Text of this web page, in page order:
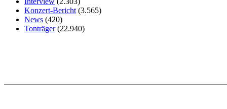
Konzert-Bericht (3.565)
News (420)
Tonträger(22.940)